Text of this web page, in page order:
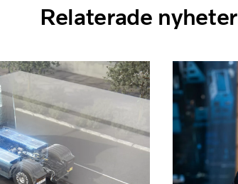
Relaterade nyheter